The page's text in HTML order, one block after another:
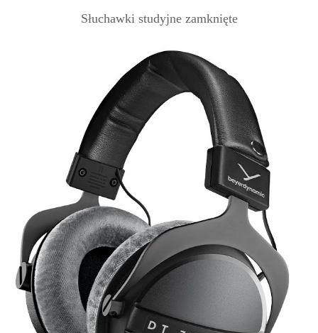
Słuchawki studyjne zamknięte